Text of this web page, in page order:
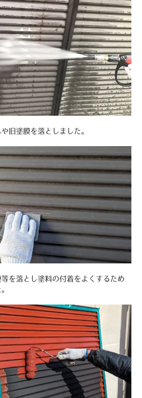
旧塗膜を落としました。
を落とし塗料の付着をよくするため